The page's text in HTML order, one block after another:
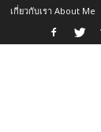
เกี่ยวกับเรา About Me